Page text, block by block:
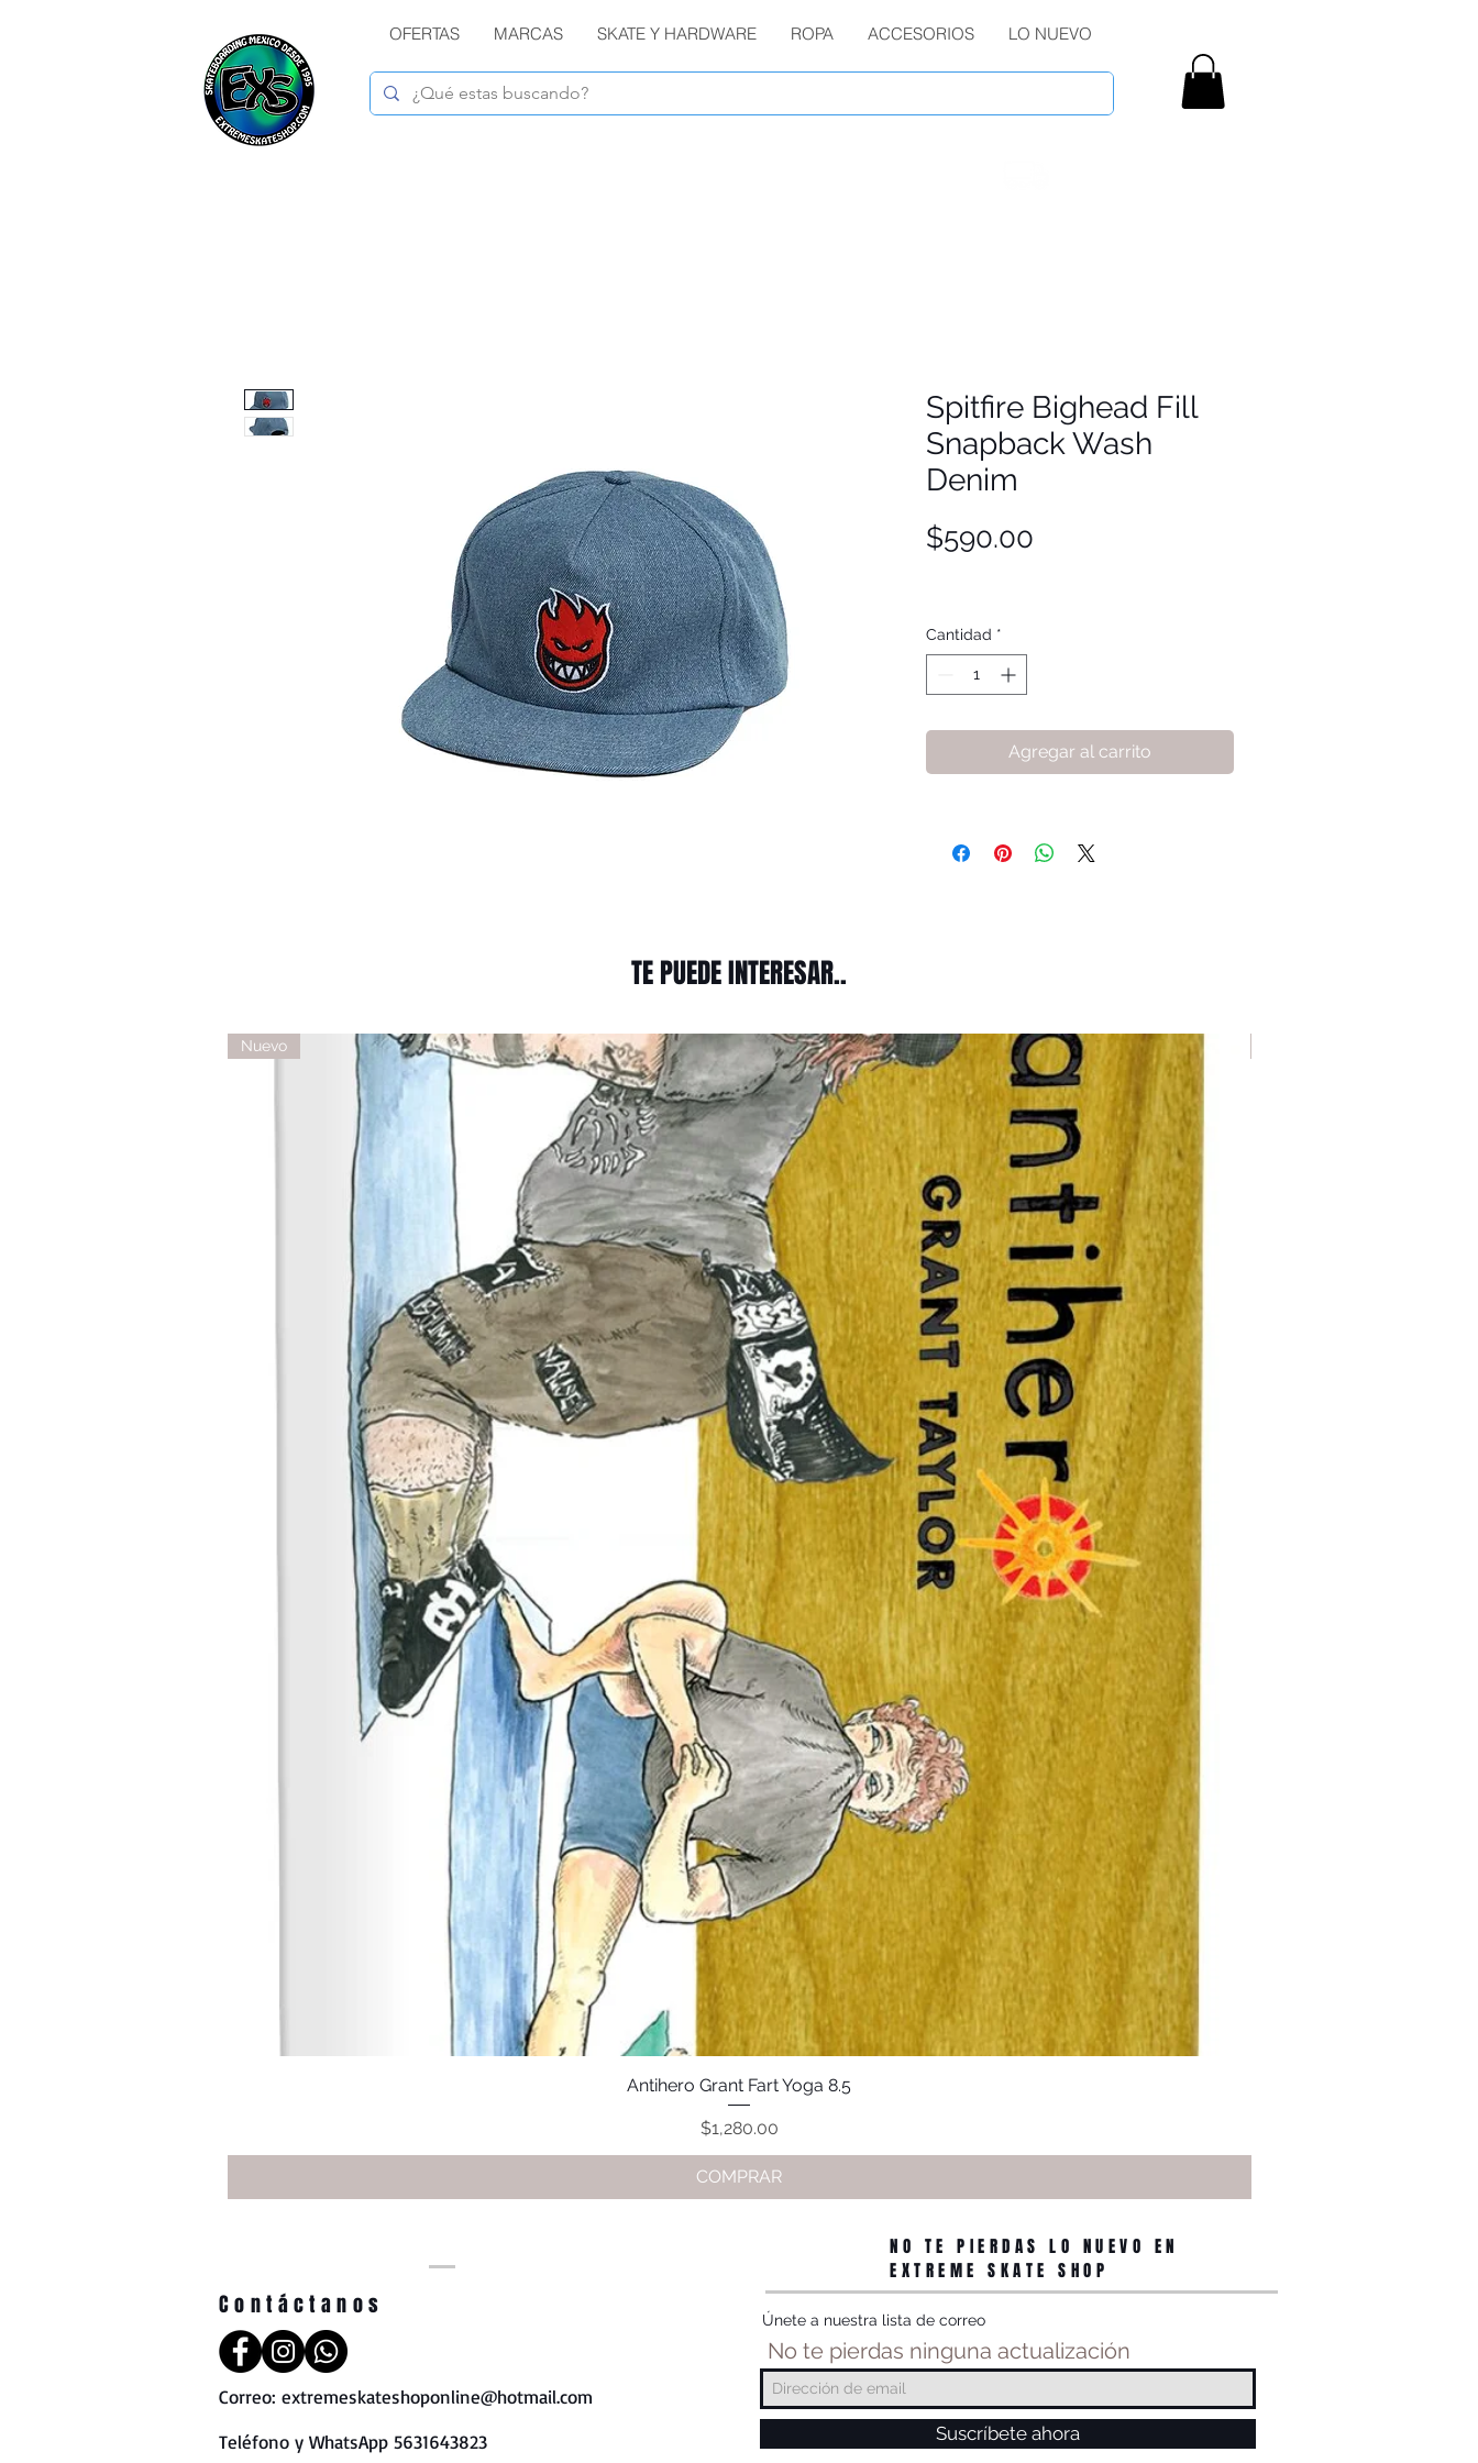
OFERTAS MARCAS SKATE Y HARDWARE ROPA ACCESORIOS LO NUEVO
Spitfire Bighead Fill
Snapback Wash
Denim
$590.00
Cantidad *
Agregar al carrito
TE PUEDE INTERESAR..
Vista rápida
Nuevo
Antihero Grant Fart Yoga 8.5
Precio
$1,280.00
COMPRAR
Contáctanos
Correo: extremeskateshoponline@hotmail.com
Teléfono y WhatsApp 5631643823
NO TE PIERDAS LO NUEVO EN
EXTREME SKATE SHOP
Únete a nuestra lista de correo
No te pierdas ninguna actualización
Suscríbete ahora